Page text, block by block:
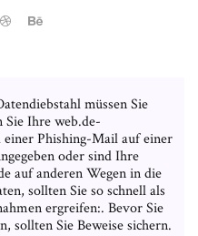
müssen Sie
Sie Ihre web.de-
einer Phishing-Mail auf einer
oder sind Ihre
auf anderen Wegen in die
sollten Sie so schnell als
ergreifen:. Bevor Sie
sollten Sie Beweise sichern.